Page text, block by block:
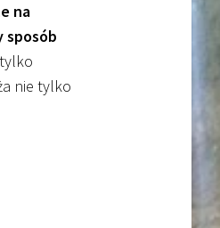
na
sposób
nie tylko